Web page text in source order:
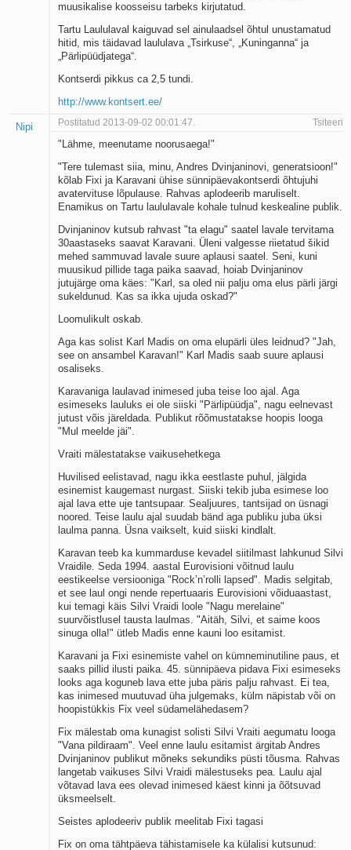
muusikalise koosseisu tarbeks kirjutatud.
Tartu Laululaval kaiguvad sel ainulaadsel õhtul unustamatud
hitid, mis täidavad laululava „Tsirkuse“, „Kuninganna“ ja
„Pärlipüüdjatega“.
Kontserdi pikkus ca 2,5 tundi.
http://www.kontsert.ee/
Nipi Postitatud 2013-09-02 00:01:47. Tsiteeri
"Lähme, meenutame noorusaega!"
"Tere tulemast siia, minu, Andres Dvinjaninovi, generatsioon!"
kõlab Fixi ja Karavani ühise sünnipäevakontserdi õhtujuhi
avatervituse lõpulause. Rahvas aplodeerib maruliselt.
Enamikus on Tartu laululavale kohale tulnud keskealine publik.
Dvinjaninov kutsub rahvast "ta elagu" saatel lavale tervitama
30aastaseks saavat Karavani. Üleni valgesse riietatud šikid
mehed sammuvad lavale suure aplausi saatel. Seni, kuni
muusikud pillide taga paika saavad, hoiab Dvinjaninov
jutujärge oma käes: "Karl, sa oled nii palju oma elus pärli järgi
sukeldunud. Kas sa ikka ujuda oskad?"
Loomulikult oskab.
Aga kas solist Karl Madis on oma elupärli üles leidnud? "Jah,
see on ansambel Karavan!" Karl Madis saab suure aplausi
osaliseks.
Karavaniga laulavad inimesed juba teise loo ajal. Aga
esimeseks lauluks ei ole siiski "Pärlipüüdja", nagu eelnevast
jutust võis järeldada. Publikut rõõmustatakse hoopis looga
"Mul meelde jäi".
Vraiti mälestatakse vaikusehetkega
Huvilised eelistavad, nagu ikka eestlaste puhul, jälgida
esinemist kaugemast nurgast. Siiski tekib juba esimese loo
ajal lava ette uje tantsupaar. Sealjuures, tantsijad on üsnagi
noored. Teise laulu ajal suudab bänd aga publiku juba üksi
laulma panna. Üsna vaikselt, kuid siiski kindlalt.
Karavan teeb ka kummarduse kevadel siitilmast lahkunud Silvi
Vraidile. Seda 1994. aastal Eurovisioni võitnud laulu
eestikeelse versiooniga "Rock’n’rolli lapsed". Madis selgitab,
et see laul ongi nende repertuaaris Eurovisioni võiduaastast,
kui temagi käis Silvi Vraidi loole "Nagu merelaine"
suurvõistlusel tausta laulmas. "Aitäh, Silvi, et saime koos
sinuga olla!" ütleb Madis enne kauni loo esitamist.
Karavani ja Fixi esinemiste vahel on kümneminutiline paus, et
saaks pillid ilusti paika. 45. sünnipäeva pidava Fixi esimeseks
looks aga koguneb lava ette juba päris palju rahvast. Ei tea,
kas inimesed muutuvad üha julgemaks, külm näpistab või on
hoopistükkis Fix veel südamelähedasem?
Fix mälestab oma kunagist solisti Silvi Vraiti aegumatu looga
"Vana pildiraam". Veel enne laulu esitamist ärgitab Andres
Dvinjaninov publikut mõneks sekundiks püsti tõusma. Rahvas
langetab vaikuses Silvi Vraidi mälestuseks pea. Laulu ajal
võtavad lava ees olevad inimesed käest kinni ja õõtsuvad
üksmeelselt.
Seistes aplodeeriv publik meelitab Fixi tagasi
Fix on oma tähtpäeva tähistamisele ka külalisi kutsunud: